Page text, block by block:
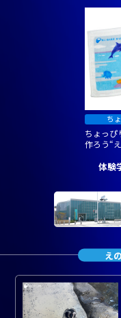
ちょっぴ
作ろう“
体験
え